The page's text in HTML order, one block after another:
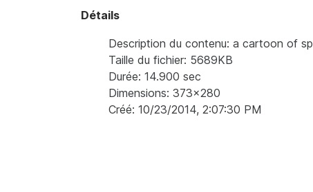
Détails
Description du contenu: a cartoon of
Taille du fichier: 5689KB
Durée: 14.900 sec
Dimensions: 373x280
Créé: 10/23/2014, 2:07:30 PM